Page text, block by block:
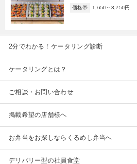
価格帯 1,650～3,750円
2分でわかる！ケータリング診断
ケータリングとは？
ご相談・お問い合わせ
掲載希望の店舗様へ
お弁当をお探しならくるめし弁当へ
デリバリー型の社員食堂